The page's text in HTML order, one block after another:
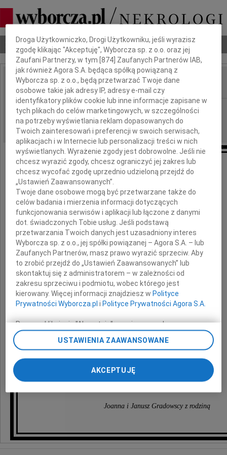
Nekrologi Odeszli Poradnik pogrzebowy
IMIĘ I NAZWISKO:
REGION: Warszawa
DATA EMISJI: 24.04.2010
Markowi Żupańskiemu
i
Dzidce Ernstowej
z powodu śmierci
Mamy
Joanna i Janusz Gradowscy z rodziną
Dbamy o Twoją prywatność
Droga Użytkowniczko, Drogi Użytkowniku, jeśli wyrazisz
zgodę klikając "Akceptuję", Wyborcza sp. z o.o. oraz jej
Zaufani Partnerzy, w tym [874] Zaufanych Partnerów IAB,
jak również Agora S.A. będąca spółką powiązaną z
Wyborcza sp. z o.o., będą przetwarzać Twoje dane
osobowe takie jak adresy IP, adresy e-mail czy
identyfikatory plików cookie lub inne informacje zapisane w
tych plikach do celów marketingowych, w szczególności
na potrzeby wyświetlania reklam dopasowanych do
Twoich zainteresowań i preferencji w swoich serwisach,
aplikacjach i w Internecie lub personalizacji treści w nich
wyświetlanych. Wyrażenie zgody jest dobrowolne. Jeśli nie
chcesz wyrazić zgody, chcesz ograniczyć jej zakres lub
chcesz wycofać zgodę uprzednio udzieloną przejdź do
„Ustawień Zaawansowanych”.
Twoje dane osobowe mogą być przetwarzane także do
celów badania i mierzenia informacji dotyczących
funkcjonowania serwisów i aplikacji lub łączone z danymi
dot. świadczonych Tobie usług. Jeśli podstawą
przetwarzania Twoich danych jest uzasadniony interes
Wyborcza sp. z o.o., jej spółki powiązanej – Agora S.A. – lub
Zaufanych Partnerów, masz prawo wyrazić sprzeciw. Aby
to zrobić przejdź do „Ustawień Zaawansowanych” lub
skontaktuj się z administratorem – w zależności od
zakresu sprzeciwu i podmiotu, wobec którego jest
kierowany. Więcej informacji znajdziesz wPolityce
Prywatności Wyborcza.pl iPolityce Prywatności Agora S.A.
Poprzez kliknięcie "Akceptuję" wyrażasz zgodę na
zainstalowanie i przechowywanie plików typu cookie
Wyborczej sp. z o. o. jej Zaufanych Partnerów i Agora S.A.
chwili zmienić swoje preferencje dot. plików cookie,
ponownie wywołując narzędzie do zarządzania Twoimi
preferencjami dot. przetwarzania danych poprzez
odnośnik „Ustawienia prywatności” w stopce serwisu i
przechodząc do sekcji „Ustawienia zaawansowane”.
My, nasi Zaufani Partnerzy i Agora S.A. możemy
USTAWIENIA ZAAWANSOWANE
AKCEPTUJĘ